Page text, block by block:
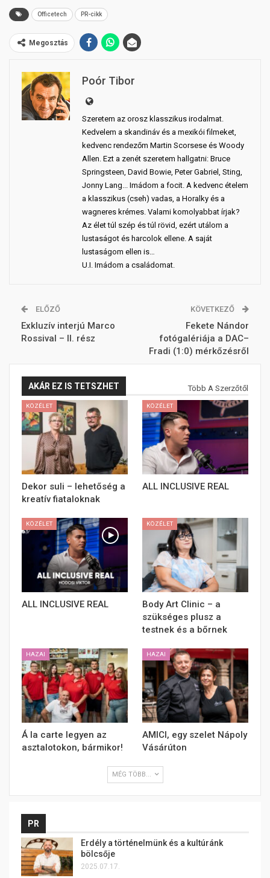
Officetech PR-cikk
Megosztás
Poór Tibor
Szeretem az orosz klasszikus irodalmat.
Kedvelem a skandináv és a mexikói filmeket,
kedvenc rendezőm Martin Scorsese és Woody
Allen. Ezt a zenét szeretem hallgatni: Bruce
Springsteen, David Bowie, Peter Gabriel, Sting,
Jonny Lang... Imádom a focit. A kedvenc ételem
a klasszikus (cseh) vadas, a Horalky és a
wagneres krémes. Valami komolyabbat írjak?
Az élet túl szép és túl rövid, ezért utálom a
lustaságot és harcolok ellene. A saját
lustaságom ellen is…
U.I. Imádom a családomat.
ELŐZŐ
Exkluzív interjú Marco
Rossival – II. rész
KÖVETKEZŐ
Fekete Nándor
fotógalériája a DAC–
Fradi (1:0) mérkőzésről
AKÁR EZ IS TETSZHET Több A Szerzőtől
KÖZÉLET
Dekor suli – lehetőség a
kreatív fiataloknak
KÖZÉLET
ALL INCLUSIVE REAL
KÖZÉLET
ALL INCLUSIVE REAL
KÖZÉLET
Body Art Clinic – a
szükséges plusz a
testnek és a bőrnek
HAZAI
Á la carte legyen az
asztalotokon, bármikor!
HAZAI
AMICI, egy szelet Nápoly
Vásárúton
MÉG TÖBB...
PR
Erdély a történelmünk és a kultúránk
bölcsője
2025.07.17.